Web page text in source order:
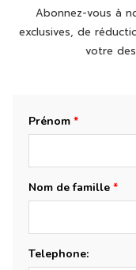
Abonnez-vous à
exclusives, de
votre